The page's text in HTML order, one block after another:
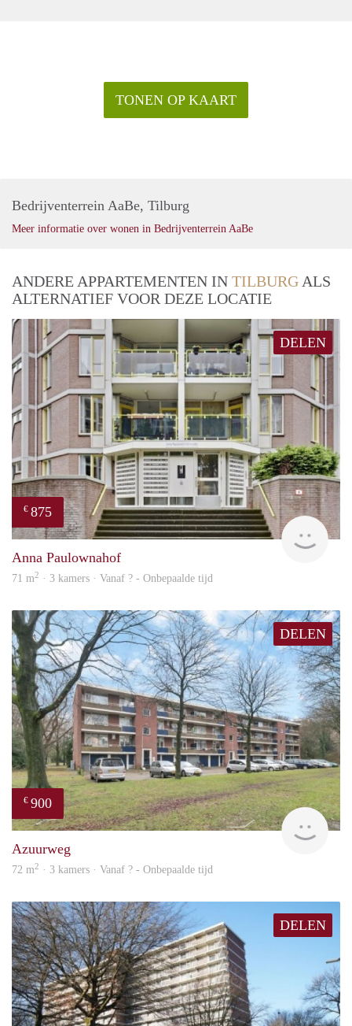
TONEN OP KAART
Bedrijventerrein AaBe, Tilburg
Meer informatie over wonen in Bedrijventerrein AaBe
ANDERE APPARTEMENTEN IN TILBURG ALS
ALTERNATIEF VOOR DEZE LOCATIE
DELEN
€ 875
Anna Paulownahof
71 m2 · 3 kamers · Vanaf ? - Onbepaalde tijd
DELEN
€ 900
Azuurweg
72 m2 · 3 kamers · Vanaf ? - Onbepaalde tijd
DELEN